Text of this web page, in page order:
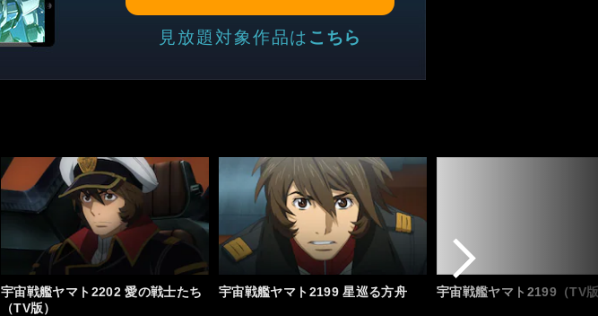
見放題対象作品は こちら
宇宙戦艦ヤマト2202 愛の戦士たち
（TV版）
宇宙戦艦ヤマト2199 星巡る方舟 宇宙戦艦ヤマト2199（TV